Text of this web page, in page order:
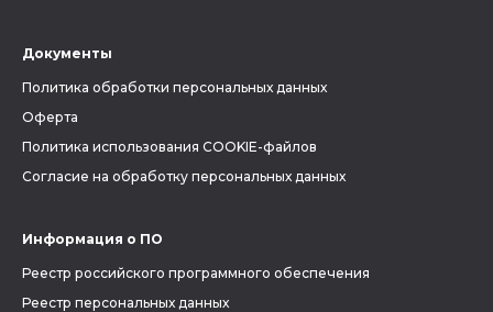
Документы
Политика обработки персональных данных
Оферта
Политика использования COOKIE-файлов
Согласие на обработку персональных данных
Информация о ПО
Реестр российского программного обеспечения
Реестр персональных данных